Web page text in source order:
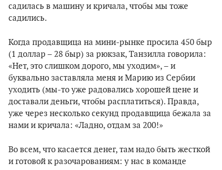
садилась в машину и кричала, чтобы мы тоже
садились.
Когда продавщица на мини-рынке просила 450 быр
(1 доллар – 28 быр) за рюкзак, Танзилла говорила:
«Нет, это слишком дорого, мы уходим», – и
буквально заставляла меня и Марию из Сербии
уходить (мы-то уже радовались хорошей цене и
доставали деньги, чтобы расплатиться). Правда,
уже через несколько секунд продавщица бежала за
нами и кричала: «Ладно, отдам за 200!»
Во всем, что касается денег, там надо быть жесткой
и готовой к разочарованиям: у нас в команде